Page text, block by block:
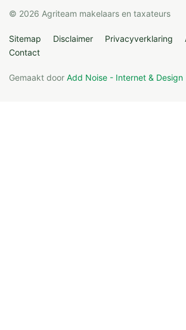
© 2026 Agriteam makelaars en taxateurs
Sitemap Disclaimer Privacyverklaring
Contact
Gemaakt door Add Noise - Internet & Design